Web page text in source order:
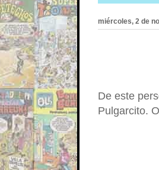
miércoles, 2 de
De este
Pulgarcito.